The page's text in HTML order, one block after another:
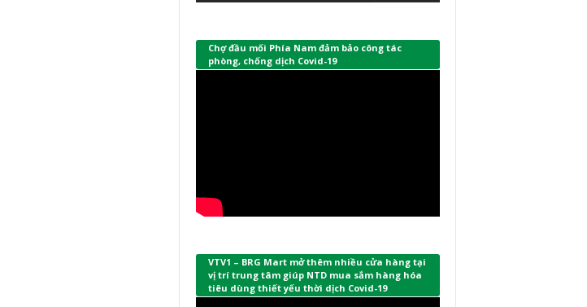
Chợ đầu mối Phía Nam đảm bảo công tác
phòng, chống dịch Covid-19
VTV1 – BRG Mart mở thêm nhiều cửa hàng tại
vị trí trung tâm giúp NTD mua sắm hàng hóa
tiêu dùng thiết yếu thời dịch Covid-19